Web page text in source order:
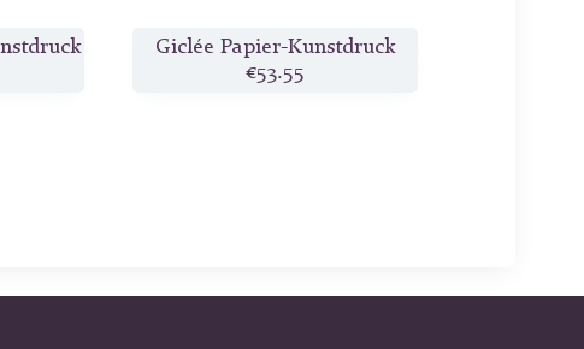
Giclée Papier-Kunstdruck
€53.55